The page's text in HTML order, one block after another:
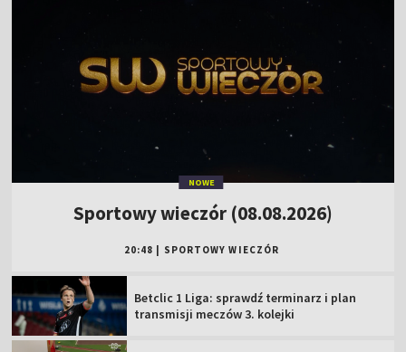
NOWE
Sportowy wieczór (08.08.2026)
20:48 SPORTOWY WIECZÓR
Betclic 1 Liga: sprawdź terminarz i plan
transmisji meczów 3. kolejki